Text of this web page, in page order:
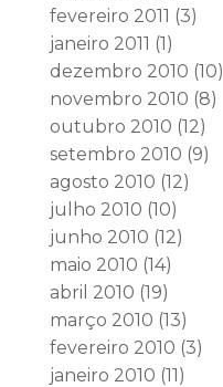
fevereiro 2011 (3)
janeiro 2011 (1)
dezembro 2010 (10)
novembro 2010 (8)
outubro 2010 (12)
setembro 2010 (9)
agosto 2010 (12)
julho 2010 (10)
junho 2010 (12)
maio 2010 (14)
abril 2010 (19)
março 2010 (13)
fevereiro 2010 (3)
janeiro 2010 (11)